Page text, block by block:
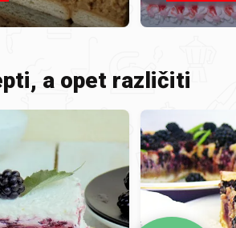
a opet različiti